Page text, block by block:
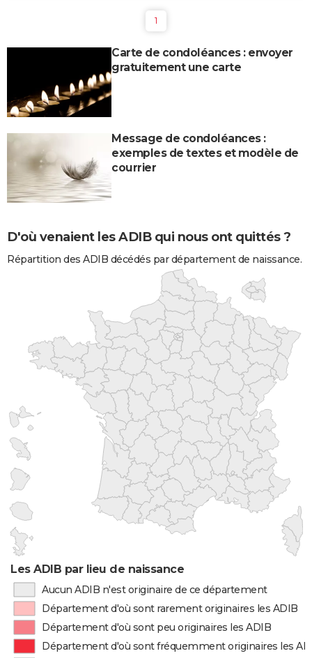
1
Carte de condoléances : envoyer
gratuitement une carte
Message de condoléances :
exemples de textes et modèle de
courrier
D'où venaient les ADIB qui nous ont quittés ?
Répartition des ADIB décédés par département de naissance.
Les ADIB par lieu de naissance
Aucun ADIB n'est originaire de ce département
Département d'où sont rarement originaires les ADIB
Département d'où sont peu originaires les ADIB
Département d'où sont fréquemment originaires les